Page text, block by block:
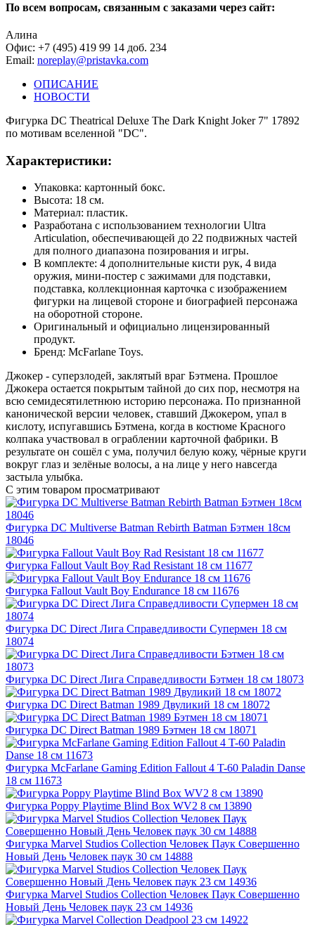
По всем вопросам, связанным с заказами через сайт:
Алина
Офис: +7 (495) 419 99 14 доб. 234
Email: noreplay@pristavka.com
ОПИСАНИЕ
НОВОСТИ
Фигурка DC Theatrical Deluxe The Dark Knight Joker 7" 17892
по мотивам вселенной "DC".
Характеристики:
Упаковка: картонный бокс.
Высота: 18 см.
Материал: пластик.
Разработана с использованием технологии Ultra
Articulation, обеспечивающей до 22 подвижных частей
для полного диапазона позирования и игры.
В комплекте: 4 дополнительные кисти рук, 4 вида
оружия, мини-постер с зажимами для подставки,
подставка, коллекционная карточка с изображением
фигурки на лицевой стороне и биографией персонажа
на оборотной стороне.
Оригинальный и официально лицензированный
продукт.
Бренд: McFarlane Toys.
Джокер - суперзлодей, заклятый враг Бэтмена. Прошлое
Джокера остается покрытым тайной до сих пор, несмотря на
всю семидесятилетнюю историю персонажа. По признанной
канонической версии человек, ставший Джокером, упал в
кислоту, испугавшись Бэтмена, когда в костюме Красного
колпака участвовал в ограблении карточной фабрики. В
результате он сошёл с ума, получил белую кожу, чёрные круги
вокруг глаз и зелёные волосы, а на лице у него навсегда
застыла улыбка.
С этим товаром просматривают
Фигурка DC Multiverse Batman Rebirth Batman Бэтмен 18см
18046
Фигурка Fallout Vault Boy Rad Resistant 18 см 11677
Фигурка Fallout Vault Boy Endurance 18 см 11676
Фигурка DC Direct Лига Справедливости Супермен 18 см
18074
Фигурка DC Direct Лига Справедливости Бэтмен 18 см 18073
Фигурка DC Direct Batman 1989 Двуликий 18 см 18072
Фигурка DC Direct Batman 1989 Бэтмен 18 см 18071
Фигурка McFarlane Gaming Edition Fallout 4 T-60 Paladin Danse
18 см 11673
Фигурка Poppy Playtime Blind Box WV2 8 см 13890
Фигурка Marvel Studios Collection Человек Паук Совершенно
Новый День Человек паук 30 см 14888
Фигурка Marvel Studios Collection Человек Паук Совершенно
Новый День Человек паук 23 см 14936